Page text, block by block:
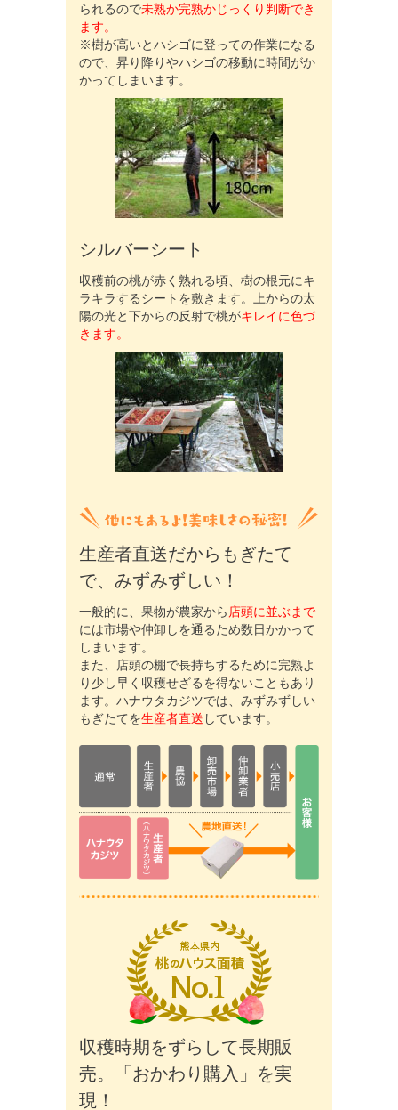
られるので未熟か完熟かじっくり判断でき
ます。
※樹が高いとハシゴに登っての作業になる
ので、昇り降りやハシゴの移動に時間がか
かってしまいます。
シルバーシート
収穫前の桃が赤く熟れる頃、樹の根元にキ
ラキラするシートを敷きます。上からの太
陽の光と下からの反射で桃がキレイに色づ
きます。
生産者直送だからもぎたて
で、みずみずしい！
一般的に、果物が農家から店頭に並ぶまで
には市場や仲卸しを通るため数日かかって
しまいます。
また、店頭の棚で長持ちするために完熟よ
り少し早く収穫せざるを得ないこともあり
ます。ハナウタカジツでは、みずみずしい
もぎたてを生産者直送 しています。
収穫時期をずらして長期販
売。
「おかわり購入」を実
現！